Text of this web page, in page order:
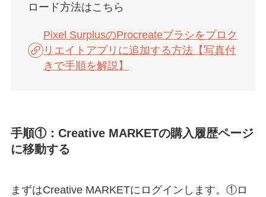
ロード方法はこちら
Pixel SurplusのProcreateブラシをプロク
リエイトアプリに追加する方法【写真付
きで手順を解説】
手順①：Creative MARKETの購入履歴ページ
に移動する
まずはCreative MARKETにログインします。①ロ